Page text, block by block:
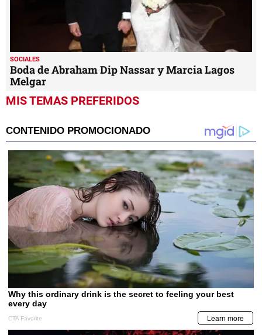
SOCIALES
Boda de Abraham Dip Nassar y Marcia Lagos
Melgar
MIS TEMAS PREFERIDOS